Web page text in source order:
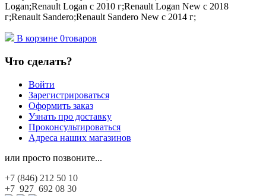
Logan;Renault Logan c 2010 г;Renault Logan New с 2018
г;Renault Sandero;Renault Sandero New с 2014 г;
В корзине 0товаров
Что сделать?
Войти
Зарегистрироваться
Оформить заказ
Узнать про доставку
Проконсультироваться
Адреса наших магазинов
или просто позвоните...
+7 (846) 212 50 10
+7 927 692 08 30